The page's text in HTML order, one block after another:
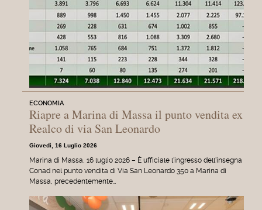
ECONOMIA
Riapre a Marina di Massa il punto vendita ex
Realco di via San Leonardo
Giovedì, 16 Luglio 2026
Marina di Massa, 16 luglio 2026 – È ufficiale l'ingresso dell'insegna
Conad nel punto vendita di Via San Leonardo 350 a Marina di
Massa, precedentemente…